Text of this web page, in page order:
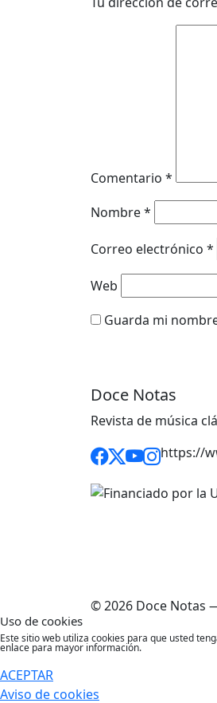
Comentario *
Nombre*
Correo electrónico *
Web
Guarda mi
Doce Notas
Revista de música
https://
© 2026 Doce Notas
Uso de cookies
Este sitio web utiliza cookies para que usted
enlace para mayor información.
ACEPTAR
Aviso de cookies